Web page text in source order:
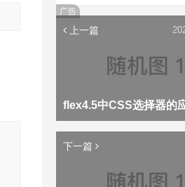
广告
上一篇
flex4.5中CSS选择器的
下一篇